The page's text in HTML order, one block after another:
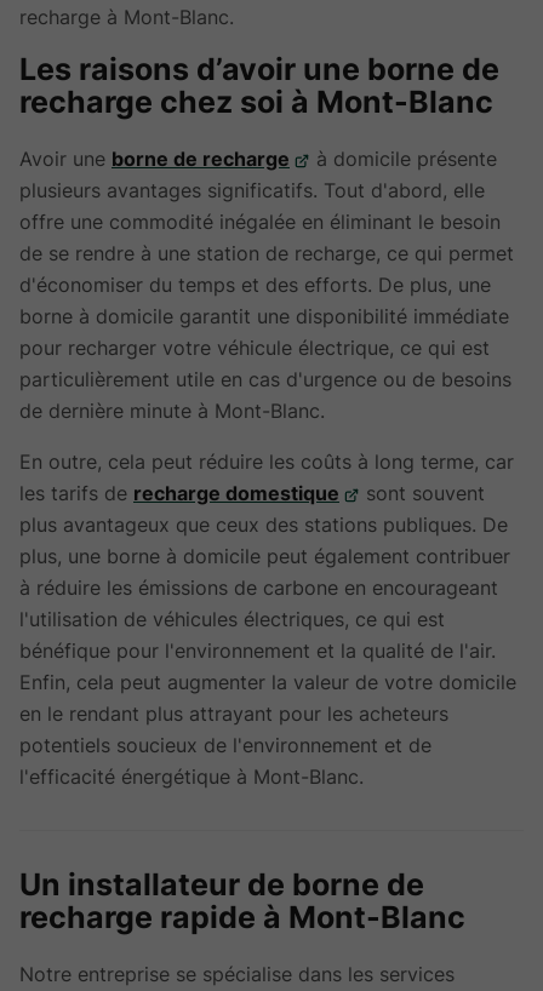
recharge à Mont-Blanc.
Les raisons d’avoir une borne de
recharge chez soi à Mont-Blanc
Avoir une borne de recharge
à domicile présente
plusieurs avantages significatifs. Tout d'abord, elle
offre une commodité inégalée en éliminant le besoin
de se rendre à une station de recharge, ce qui permet
d'économiser du temps et des efforts. De plus, une
borne à domicile garantit une disponibilité immédiate
pour recharger votre véhicule électrique, ce qui est
particulièrement utile en cas d'urgence ou de besoins
de dernière minute à Mont-Blanc.
En outre, cela peut réduire les coûts à long terme, car
les tarifs de recharge domestique
sont souvent
plus avantageux que ceux des stations publiques. De
plus, une borne à domicile peut également contribuer
à réduire les émissions de carbone en encourageant
l'utilisation de véhicules électriques, ce qui est
bénéfique pour l'environnement et la qualité de l'air.
Enfin, cela peut augmenter la valeur de votre domicile
en le rendant plus attrayant pour les acheteurs
potentiels soucieux de l'environnement et de
l'efficacité énergétique à Mont-Blanc.
Un installateur de borne de
recharge rapide à Mont-Blanc
Notre entreprise se spécialise dans les services